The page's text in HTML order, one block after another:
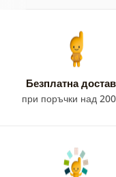
Безплатна
при поръчки над